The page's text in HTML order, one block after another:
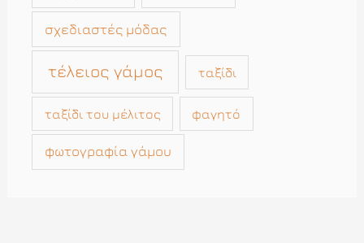
σχεδιαστές μόδας
τέλειος γάμος ταξίδι
ταξίδι του μέλιτος φαγητό
φωτογραφία γάμου